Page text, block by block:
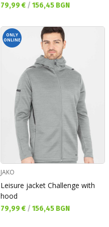
Текуща цена:
79,99 € / 156,45 BGN
ONLY
ONLINE
JAKO
Leisure jacket Challenge with
hood
Текуща цена:
79,99 € / 156,45 BGN